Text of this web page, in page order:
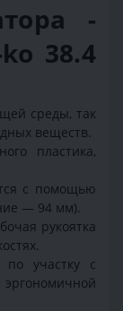
-
38.4
среды, так
веществ.
пластика,
с помощью
— 94 мм).
рукоятка
по участку с